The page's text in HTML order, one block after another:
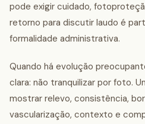
pode exigir cuidado,
retorno para discutir laudo é
formalidade administrativa.
Quando há evolução
clara: não tranquilizar por foto.
mostrar relevo, consistência,
vascularização, contexto e